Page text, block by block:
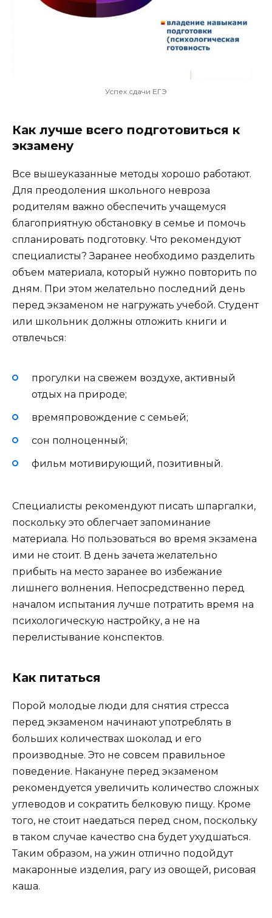
Успех сдачи ЕГЭ
Как лучше всего подготовиться к
экзамену
Все вышеуказанные методы хорошо работают.
Для преодоления школьного невроза
родителям важно обеспечить учащемуся
благоприятную обстановку в семье и помочь
спланировать подготовку. Что рекомендуют
специалисты? Заранее необходимо разделить
объем материала, который нужно повторить по
дням. При этом желательно последний день
перед экзаменом не нагружать учебой. Студент
или школьник должны отложить книги и
отвлечься:
прогулки на свежем воздухе, активный
отдых на природе;
времяпровождение с семьей;
сон полноценный;
фильм мотивирующий, позитивный.
Специалисты рекомендуют писать шпаргалки,
поскольку это облегчает запоминание
материала. Но пользоваться во время экзамена
ими не стоит. В день зачета желательно
прибыть на место заранее во избежание
лишнего волнения. Непосредственно перед
началом испытания лучше потратить время на
психологическую настройку, а не на
перелистывание конспектов.
Как питаться
Порой молодые люди для снятия стресса
перед экзаменом начинают употреблять в
больших количествах шоколад и его
производные. Это не совсем правильное
поведение. Накануне перед экзаменом
рекомендуется увеличить количество сложных
углеводов и сократить белковую пищу. Кроме
того, не стоит наедаться перед сном, поскольку
в таком случае качество сна будет ухудшаться.
Таким образом, на ужин отлично подойдут
макаронные изделия, рагу из овощей, рисовая
каша.